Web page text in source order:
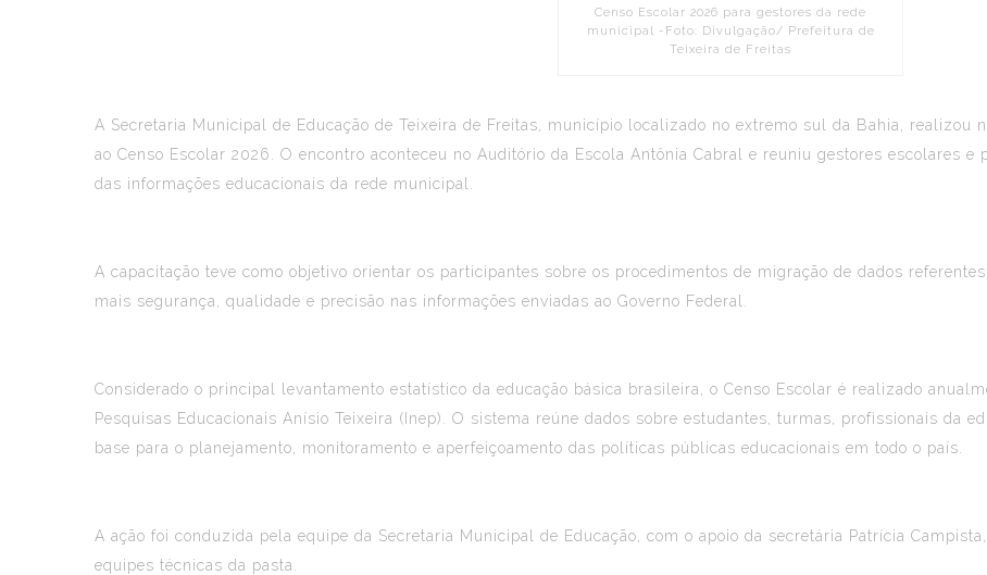
Censo Escolar 2026 para gestores da rede
municipal -Foto: Divulgação/ Prefeitura de
Teixeira de Freitas
A Secretaria Municipal de Educação de Teixeira de Freitas, município localizado no extremo sul da Bahia, realizou
ao Censo Escolar 2026. O encontro aconteceu no Auditório da Escola Antônia Cabral e reuniu gestores escolares
das informações educacionais da rede municipal.
A capacitação teve como objetivo orientar os participantes sobre os procedimentos de migração de dados
mais segurança, qualidade e precisão nas informações enviadas ao Governo Federal.
Considerado o principal levantamento estatístico da educação básica brasileira, o Censo Escolar é realizado
Pesquisas Educacionais Anísio Teixeira (Inep). O sistema reúne dados sobre estudantes, turmas, profissionais da
base para o planejamento, monitoramento e aperfeiçoamento das políticas públicas educacionais em todo o país.
A ação foi conduzida pela equipe da Secretaria Municipal de Educação, com o apoio da secretária Patrícia
equipes técnicas da pasta.